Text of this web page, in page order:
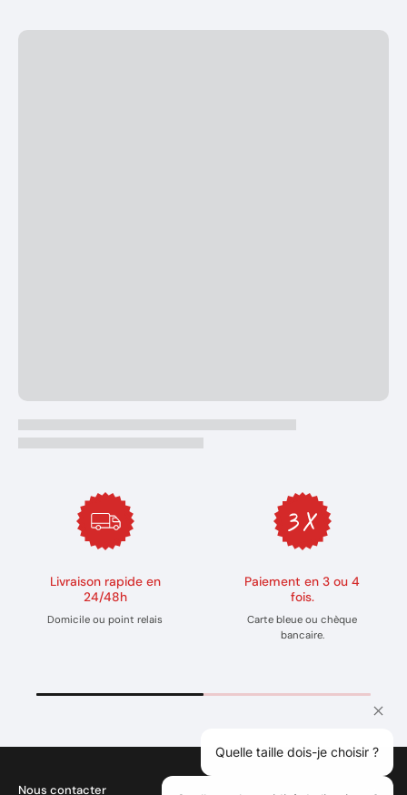
Livraison rapide en
24/48h
Domicile ou point relais
Paiement en 3 ou 4
fois.
Carte bleue ou chèque
bancaire.
Nous contacter
Quelle taille dois-je choisir ?